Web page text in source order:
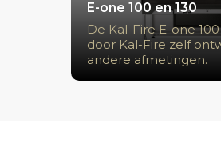
E-one 100 en 130
De Kal-Fire E-one
door Kal-Fire zelf
andere afmetingen.